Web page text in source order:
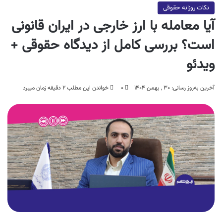
نکات روزانه حقوقی
آیا معامله با ارز خارجی در ایران قانونی
است؟ بررسی کامل از دیدگاه حقوقی +
ویدئو
آخرین به‌روز رسانی: ۳۰ , بهمن ۱۴۰۴ ۰ خواندن این مطلب ۲ دقیقه زمان میبرد